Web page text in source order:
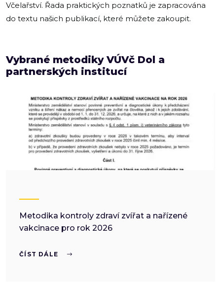
Včelařství. Řada praktických poznatků je zapracována
do textu našich publikací, které můžete zakoupit.
Vybrané metodiky VÚVč Dol a
partnerských institucí
Metodika kontroly zdraví zvířat a nařízené
vakcinace pro rok 2026
ČÍST DÁLE